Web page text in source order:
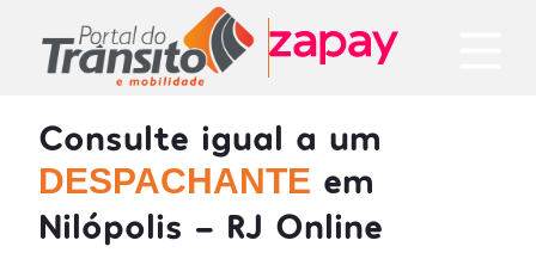
Consulte igual a um
DESPACHANTE em
Nilópolis - RJ Online